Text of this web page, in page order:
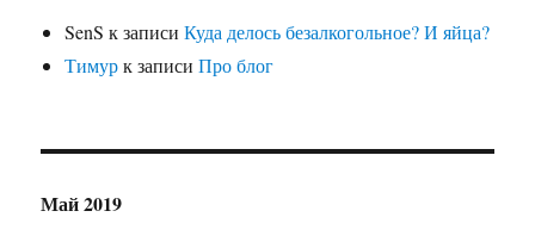
SenS к записиКуда делось безалкогольное? И яйца?
Тимурк записиПро блог
Май 2019